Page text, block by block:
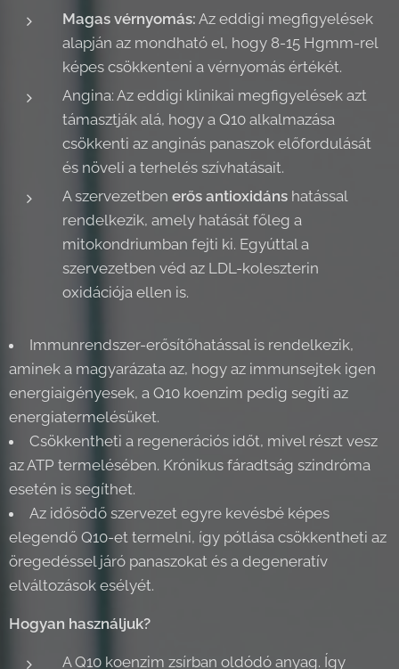
Magas vérnyomás: Az eddigi megfigyelések
alapján az mondható el, hogy 8-15 Hgmm-rel
képes csökkenteni a vérnyomás értékét.
Angina: Az eddigi klinikai megfigyelések azt
támasztják alá, hogy a Q10 alkalmazása
csökkenti az anginás panaszok előfordulását
és növeli a terhelés szívhatásait.
A szervezetben erős antioxidáns hatással
rendelkezik, amely hatását főleg a
mitokondriumban fejti ki. Egyúttal a
szervezetben véd az LDL-koleszterin
oxidációja ellen is.
Immunrendszer-erősítőhatással is rendelkezik,
aminek a magyarázata az, hogy az immunsejtek igen
energiaigényesek, a Q10 koenzim pedig segíti az
energiatermelésüket.
Csökkentheti a regenerációs időt, mivel részt vesz
az ATP termelésében. Krónikus fáradtság szindróma
esetén is segíthet.
Az idősödő szervezet egyre kevésbé képes
elegendő Q10-et termelni, így pótlása csökkentheti az
öregedéssel járó panaszokat és a degeneratív
elváltozások esélyét.
Hogyan használjuk?
A Q10 koenzim zsírban oldódó anyag. Így